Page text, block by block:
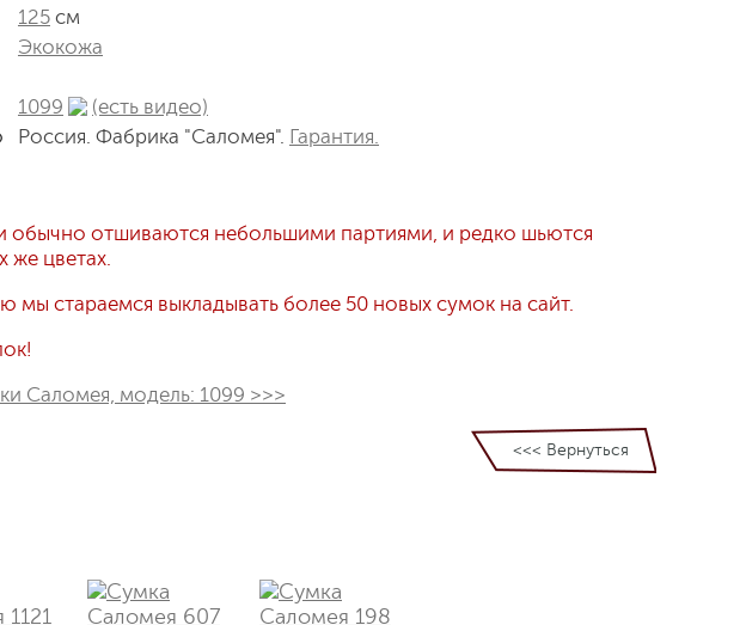
125 см
Экокожа
1099
(есть видео)
Россия. Фабрика "Саломея". Гарантия.
обычно отшиваются небольшими партиями, и редко шьются
же цветах.
мы стараемся выкладывать более 50 новых сумок на сайт.
Саломея, модель: 1099 >>>
<<< Вернуться